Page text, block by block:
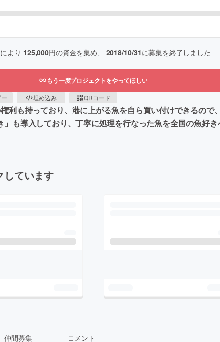
より 125,000円の資金を集め、 2018/10/31に募集を終了しました
もう一度プロジェクトをやってほしい
埋め込み QRコード
利も持っており、港に上がる魚を自ら買い付けできるので
も導入しており、丁寧に処理を行なった魚を全国の魚好
しています
仲間募集 コメント